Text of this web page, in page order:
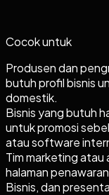
Cocok untuk
Produsen dan
butuh profil bisnis
domestik.
Bisnis yang butuh
untuk promosi
atau software
Tim marketing atau
halaman
Bisnis, dan